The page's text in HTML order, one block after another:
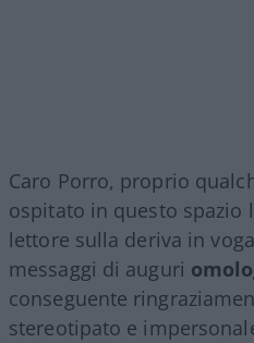
Caro Porro, proprio
ospitato in questo spazio
lettore sulla deriva in
messaggi di auguri
conseguente
stereotipato e